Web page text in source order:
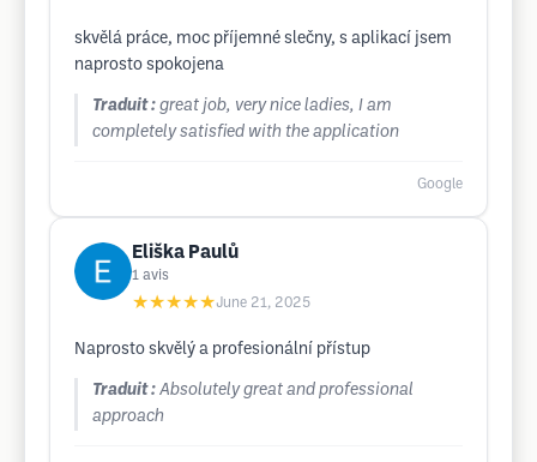
skvělá práce, moc příjemné slečny, s aplikací jsem
naprosto spokojena
Traduit : great job, very nice ladies, I am
completely satisfied with the application
Google
Eliška Paulů
1 avis
★★★★★June 21, 2025
Naprosto skvělý a profesionální přístup
Traduit : Absolutely great and professional
approach